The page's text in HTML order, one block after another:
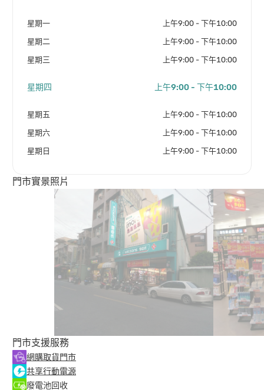
星期一 上午9:00 - 下午10:00
星期二 上午9:00 - 下午10:00
星期三 上午9:00 - 下午10:00
星期四 上午9:00 - 下午10:00
星期五 上午9:00 - 下午10:00
星期六 上午9:00 - 下午10:00
星期日 上午9:00 - 下午10:00
門市實景照片
門市支援服務
網購取貨門市
共享行動電源
廢電池回收